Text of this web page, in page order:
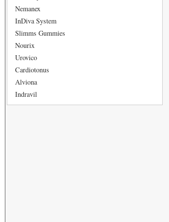
Nemanex
InDiva System
Slimms Gummies
Nourix
Urovico
Cardiotonus
Alviona
Indravil